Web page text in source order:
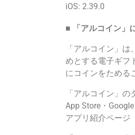
iOS: 2.39.0
■ 「アルコイン」
「アルコイン」
めとする電子ギフ
にコインをためる
「アルコイン」
App Store・Google
アプリ紹介ページ